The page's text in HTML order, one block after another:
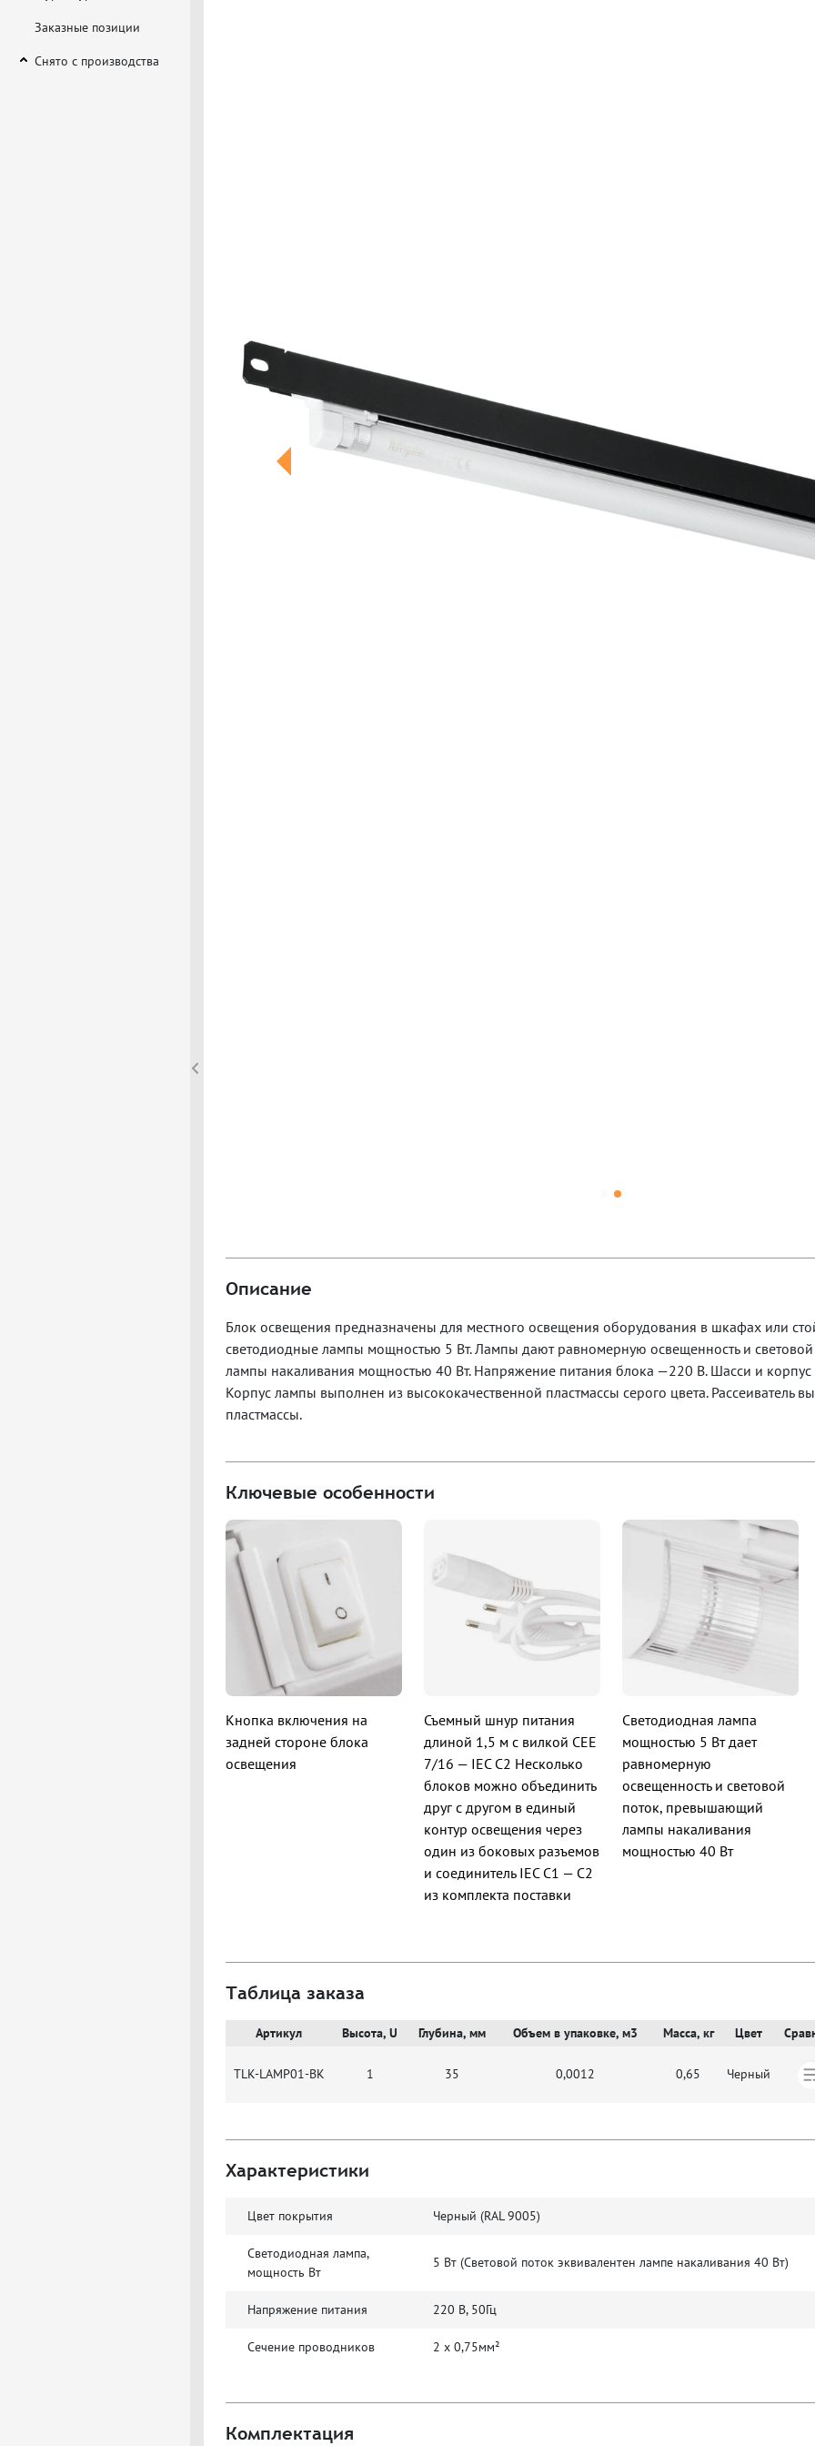
Заказные позиции
Снято с производства
Описание
Блок освещения предназначены для местного освещения оборудования в шкафах или
светодиодные лампы мощностью 5 Вт. Лампы дают равномерную освещенность и
лампы накаливания мощностью 40 Вт. Напряжение питания блока —220 В. Шасси и корпус
Корпус лампы выполнен из высококачественной пластмассы серого цвета. Рассеиватель
пластмассы.
Ключевые особенности
Кнопка включения на
задней стороне блока
освещения
Съемный шнур питания
длиной 1,5 м с вилкой CEE
7/16 — IEC C2 Несколько
блоков можно объединить
друг с другом в единый
контур освещения через
один из боковых разъемов
и соединитель IEC C1 — C2
из комплекта поставки
Светодиодная лампа
мощностью 5 Вт дает
равномерную
освещенность и световой
поток, превышающий
лампы накаливания
мощностью 40 Вт
Таблица заказа
Артикул Высота, U Глубина, мм Объем в упаковке, м3 Масса, кг Цвет
TLK-LAMP01-BK 1 35 0,0012 0,65 Черный
Характеристики
Цвет покрытия Черный (RAL 9005)
Светодиодная лампа,
мощность Вт
5 Вт (Световой поток эквивалентен лампе накаливания 40 Вт)
Напряжение питания 220 В, 50Гц
Сечение проводников 2 х 0,75мм²
Комплектация